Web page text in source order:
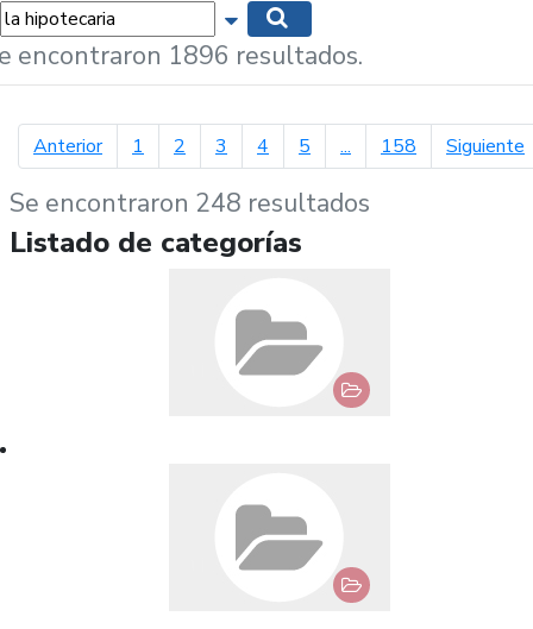
Mostrar opciones de búsqueda
encontraron 1896 resultados.
Anteriorpágina anterior
1 2 3 4 5 ... 158 Siguiente
Se encontraron 248 resultados
Listado de categorías